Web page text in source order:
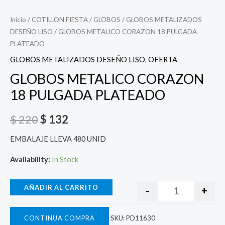
Inicio / COTILLON FIESTA/ GLOBOS / GLOBOS METALIZADOS
DESEÑO LISO / GLOBOS METALICO CORAZON 18 PULGADA
PLATEADO
GLOBOS METALIZADOS DESEÑO LISO, OFERTA
GLOBOS METALICO CORAZON
18 PULGADA PLATEADO
$220$ 132
EMBALAJE LLEVA 480 UNID
Availability: In Stock
- +
AÑADIR AL CARRITO
CONTINUA COMPRA SKU:PD11630